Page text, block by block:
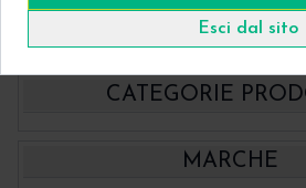
Home Catalogo - Medesy Kit
CATEGORIE
- BBraun BiomaterialeMARCHE
Esci dal sito